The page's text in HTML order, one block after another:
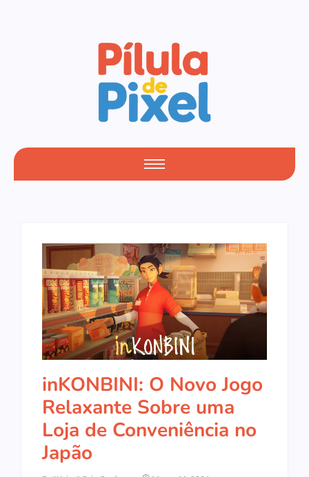
inKONBINI: O Novo Jogo
Relaxante Sobre uma
Loja de Conveniência no
Japão